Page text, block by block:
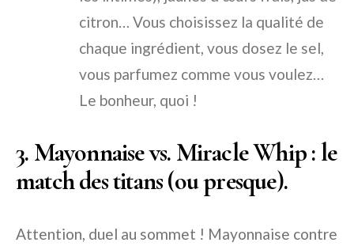
citron… Vous choisissez la qualité de
chaque ingrédient, vous dosez le sel,
vous parfumez comme vous voulez…
Le bonheur, quoi !
3. Mayonnaise vs. Miracle Whip : le
match des titans (ou presque).
Attention, duel au sommet ! Mayonnaise contre